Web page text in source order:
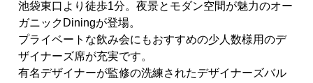
池袋東口より徒歩1分。夜景とモダン空間が魅力のオー
ガニックDiningが登場。
プライベートな飲み会にもおすすめの少人数様用のデ
ザイナーズ席が充実です。
有名デザイナーが監修の洗練されたデザイナーズバル